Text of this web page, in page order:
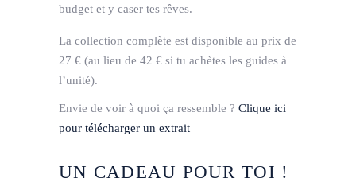
budget et y caser tes rêves.
La collection complète est disponible au prix de
27 € (au lieu de 42 € si tu achètes les guides à
l’unité).
Envie de voir à quoi ça ressemble ? Clique ici
pour télécharger un extrait
UN CADEAU POUR TOI !